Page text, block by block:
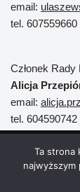
email:
tel. 607559660
Członek Rady
Alicja
email:
tel. 604590742
Strona główna
Ta strona
najwyższym